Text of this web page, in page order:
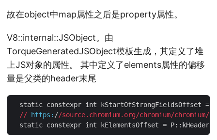
故在object中map属性之后是property属性。
V8::internal::JSObject。由
TorqueGeneratedJSObject模板生成，其定义了堆
上JS对象的属性。 其中定义了elements属性的偏移
量是父类的header末尾
static constexpr int kStartOfStrongFieldsOffset =
//
https: //source.chromium.org/chromium/chromium/